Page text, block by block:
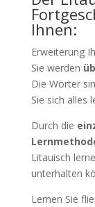
Ihnen:
Erweiterung
Sie werden
Die Wörter
Sie sich alles
Durch die
Litauisch
unterhalten
Lernen Sie